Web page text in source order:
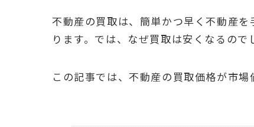
不動産の買取は、簡単かつ早く不動産
ります。では、なぜ買取は安くなるので
この記事では、不動産の買取価格が市